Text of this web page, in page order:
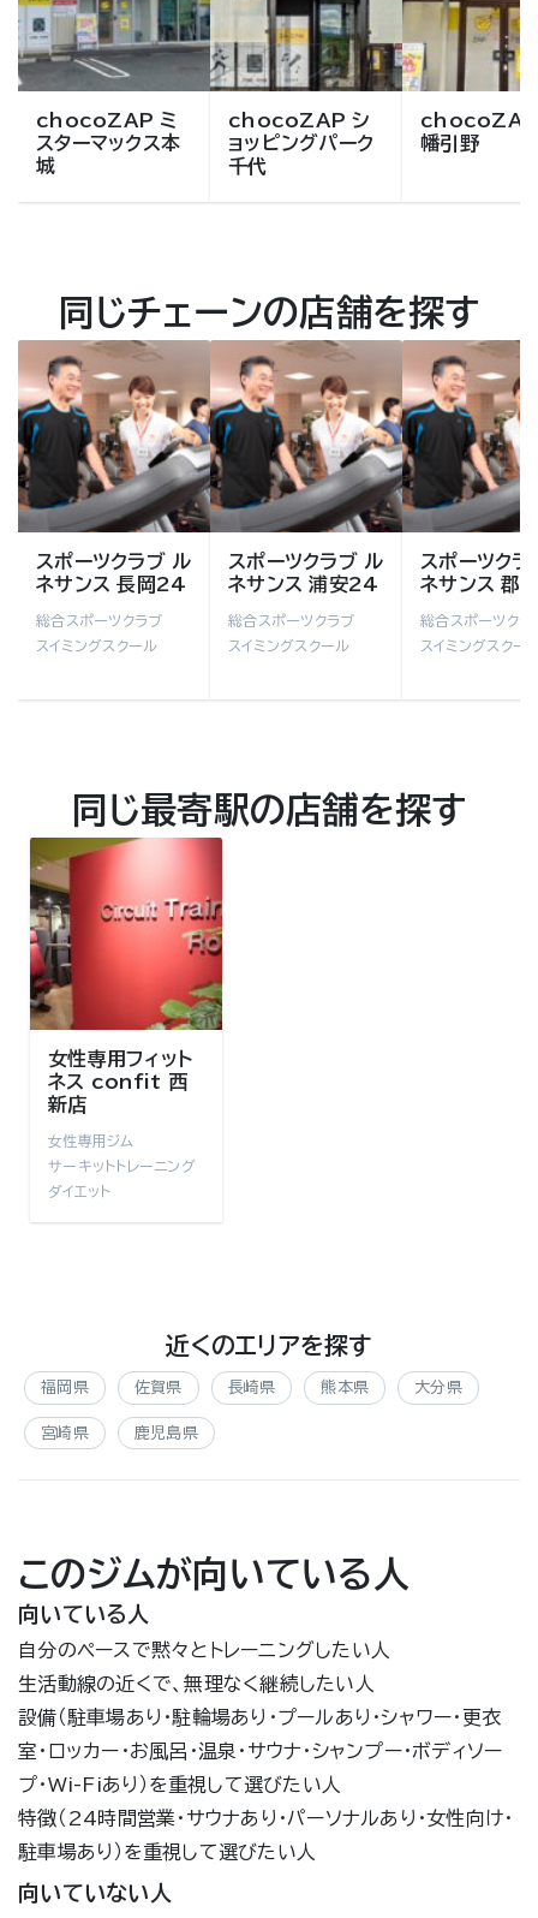
chocoZAP ミ
スターマックス本
城
chocoZAP シ
ョッピングパーク
千代
chocoZAP
幡引野
同じチェーンの店舗を探す
スポーツクラブ ル
ネサンス 長岡24
総合スポーツクラブ
スイミングスクール
スポーツクラブ ル
ネサンス 浦安24
総合スポーツクラブ
スイミングスクール
スポーツクラ
ネサンス 郡
総合スポーツクラ
スイミングスクー
同じ最寄駅の店舗を探す
女性専用フィット
ネス confit 西
新店
女性専用ジム
サーキットトレーニング
ダイエット
近くのエリアを探す
福岡県 佐賀県 長崎県 熊本県 大分県
宮崎県 鹿児島県
このジムが向いている人
向いている人
自分のペースで黙々とトレーニングしたい人
生活動線の近くで、無理なく継続したい人
設備（駐車場あり・駐輪場あり・プールあり・シャワー・更衣
室・ロッカー・お風呂・温泉・サウナ・シャンプー・ボディソー
プ・Wi-Fiあり）を重視して選びたい人
特徴（24時間営業・サウナあり・パーソナルあり・女性向け・
駐車場あり）を重視して選びたい人
向いていない人